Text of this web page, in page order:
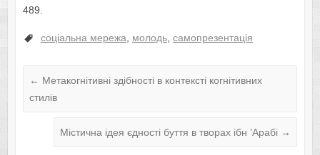
489.
соціальна мережа, молодь, самопрезентація
← Метакогнітивні здібності в контексті когнітивних
стилів
Містична ідея єдності буття в творах ібн ’Арабі →